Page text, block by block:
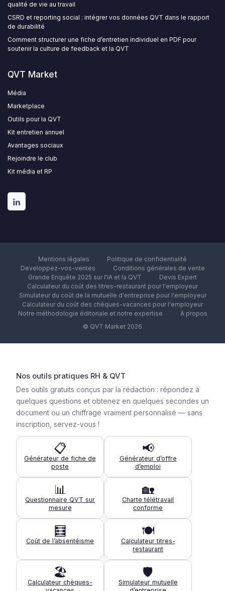
qualité de vie au travail
CSRD et reporting social : intégrer vos données QVT dans le rapport
de durabilité
Comment structurer une fiche d’entretien individuel en PDF pour
soutenir la culture de feedback et la QVT
QVT Market
Média
Marketplace
Outils pour la QVT
Kit entretien annuel
Avantages sociaux
Rejoindre le club
Kit média et RP
Mentions légales
Politique de confidentialité
Developpez-vos-ventes
Conditions générales de vente
Grande Enquête 2025 sur l'IA et la QVT
Devis Expert
Calculateur du coût des titres-restaurant pour l'employeur
Simulateur du coût de la mutuelle d'entreprise pour l'employeur
Calculateur du coût des chèques-vacances pour l'employeur
Notre méthodologie éditoriale et notre expertise
À propos
© QVT Market 2026
Nos outils pratiques RH & QVT
Des outils gratuits conçus par la rédaction : répondez à
quelques questions et obtenez en quelques secondes un
document ou un chiffrage vraiment personnalisé — sans
inscription, servez-vous !
📋
Générateur de fiche de
poste
📢
Générateur d’offre
d’emploi
📊
Questionnaire QVT sur
mesure
🏡
Charte télétravail
conforme
🧮
Coût de l’absentéisme
🍽️
Calculateur titres-
restaurant
🏖️
Calculateur chèques-
🛡️
Simulateur mutuelle